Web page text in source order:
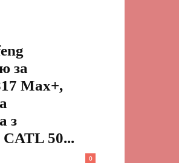
за
Max+,
з
50...
0